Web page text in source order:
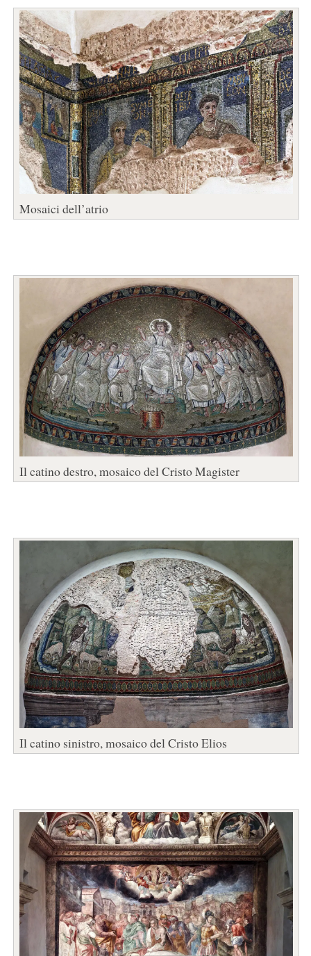
Mosaici dell’atrio
Il catino destro, mosaico del Cristo Magister
Il catino sinistro, mosaico del Cristo Elios